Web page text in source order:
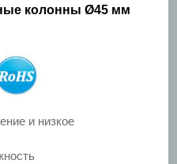
колонны Ø45 мм
и низкое